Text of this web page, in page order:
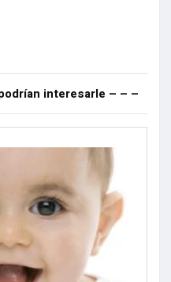
interesarle – – –